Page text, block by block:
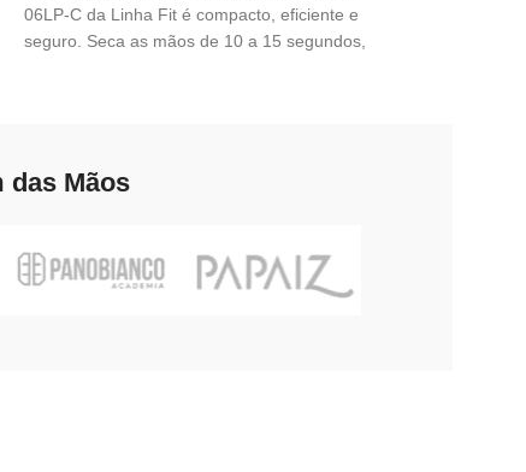
06LP-C da Linha Fit é compacto, eficiente e
seguro. Seca as mãos de 10 a 15 segundos,
das Mãos